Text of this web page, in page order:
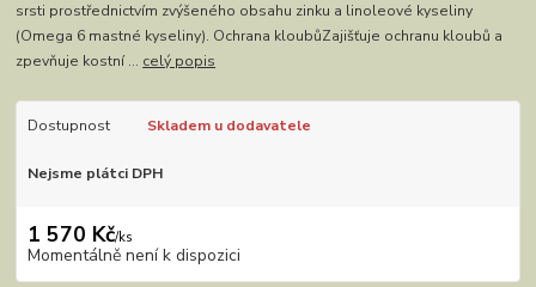
srsti prostřednictvím zvýšeného obsahu zinku a linoleové kyseliny
(Omega 6 mastné kyseliny). Ochrana kloubůZajišťuje ochranu kloubů a
zpevňuje kostní ... celý popis
Dostupnost Skladem u dodavatele
Nejsme plátci DPH
1 570 Kč/ks
Momentálně není k dispozici